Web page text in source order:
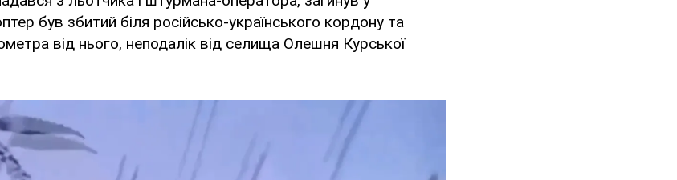
був збитий біля російсько-українського кордону та
від нього, неподалік від селища Олешня Курської